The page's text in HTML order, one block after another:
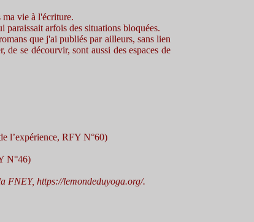
ma vie à l'écriture.
paraissait arfois des situations bloquées.
que j'ai publiés par ailleurs, sans lien
se décourvir, sont aussi des espaces de
l’expérience, RFY N°60)
N°46)
FNEY, https://lemondeduyoga.org/.